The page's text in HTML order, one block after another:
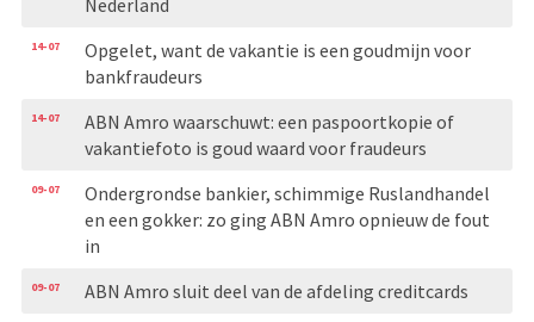
14-07
Opgelet, want de vakantie is een goudmijn voor
bankfraudeurs
14-07
ABN Amro waarschuwt: een paspoortkopie of
vakantiefoto is goud waard voor fraudeurs
09-07
Ondergrondse bankier, schimmige Ruslandhandel
en een gokker: zo ging ABN Amro opnieuw de fout
in
09-07 ABN Amro sluit deel van de afdeling creditcards